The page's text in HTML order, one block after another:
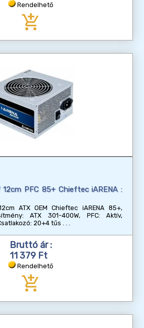
Rendelhető
add_shopping_cart
12cm PFC 85+ Chieftec iARENA :
ATX OEM Chieftec iARENA 85+,
ATX 301-400W, PFC: Aktív,
20+4 tűs
Bruttó ár :
11 379 Ft
Rendelhető
add_shopping_cart